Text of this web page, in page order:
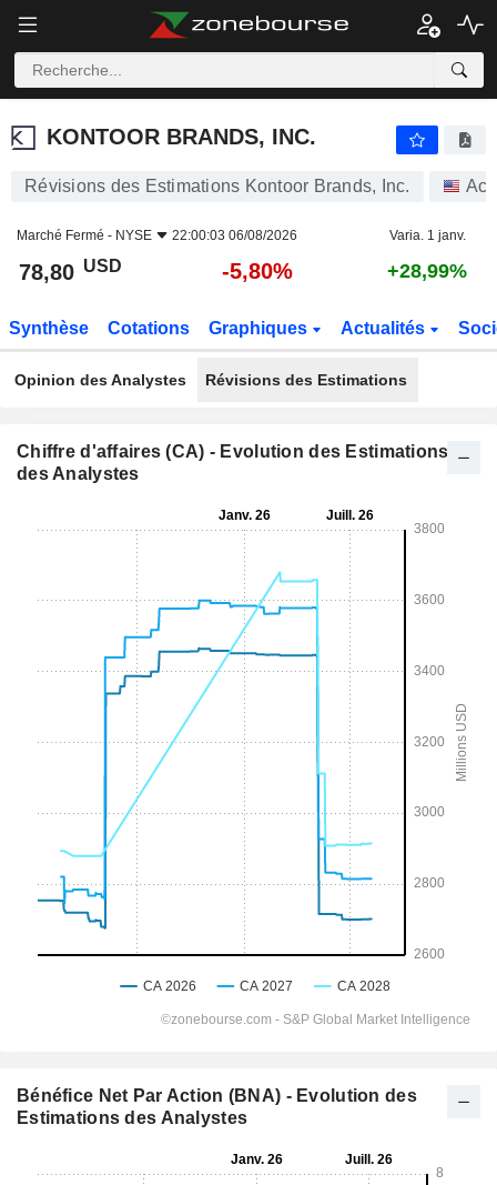
KONTOOR BRANDS, INC.
KONTOOR BRANDS, INC.
Révisions des Estimations Kontoor Brands, Inc.
Marché Fermé - NYSE 22:00:03 06/08/2026 Varia. 1 janv.
78,80 USD -5,80% +28,99%
Synthèse Cotations Graphiques Actualités
Opinion des Analystes Révisions des Estimations
Chiffre d'affaires (CA) - Evolution des Estimations
des Analystes
Bénéfice Net Par Action (BNA) - Evolution des
Estimations des Analystes